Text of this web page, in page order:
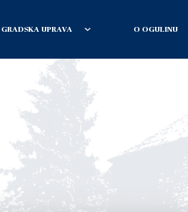
GRADSKA UPRAVA O OGULINU